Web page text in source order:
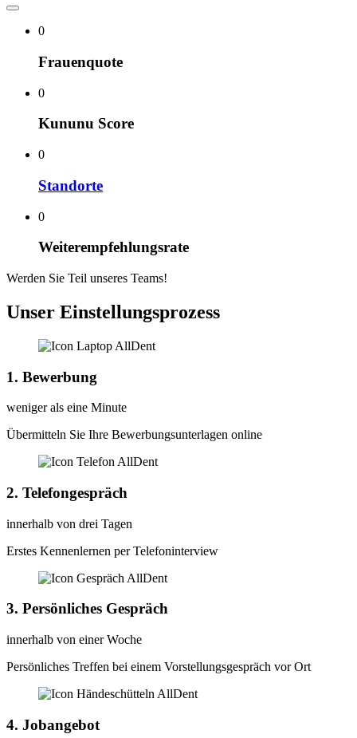
0
Frauenquote
0
Kununu Score
0
Standorte
0
Weiterempfehlungsrate
Werden Sie Teil unseres Teams!
Unser Einstellungsprozess
1. Bewerbung
weniger als eine Minute
Übermitteln Sie Ihre Bewerbungsunterlagen online
2. Telefongespräch
innerhalb von drei Tagen
Erstes Kennenlernen per Telefoninterview
3. Persönliches Gespräch
innerhalb von einer Woche
Persönliches Treffen bei einem Vorstellungsgespräch vor Ort
4. Jobangebot